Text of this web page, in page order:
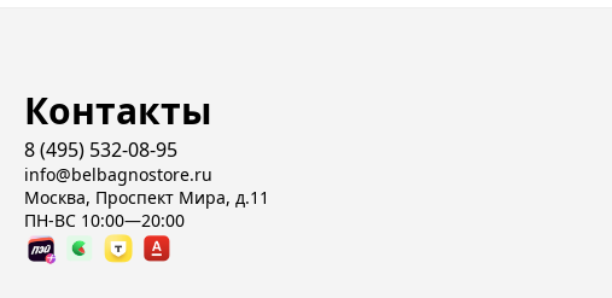
Контакты
8 (495) 532-08-95
info@belbagnostore.ru
Москва, Проспект Мира, д.11
ПН-ВС 10:00—20:00